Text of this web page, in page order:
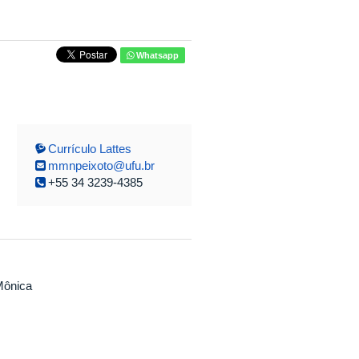
Whatsapp
Currículo Lattes
mmnpeixoto@ufu.br
+55 34 3239-4385